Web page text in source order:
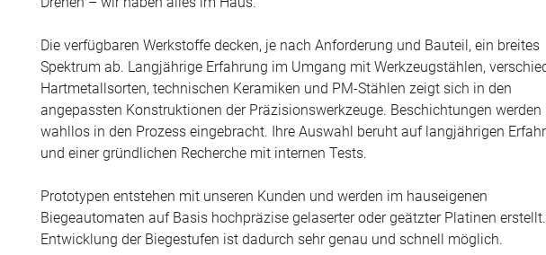
Die verfügbaren Werkstoffe decken, je nach Anforderung und Bauteil, ein breites
Spektrum ab. Langjährige Erfahrung im Umgang mit Werkzeugstählen,
Hartmetallsorten, technischen Keramiken und PM-Stählen zeigt sich in den
angepassten Konstruktionen der Präzisionswerkzeuge. Beschichtungen
wahllos in den Prozess eingebracht. Ihre Auswahl beruht auf langjährigen
und einer gründlichen Recherche mit internen Tests.
Prototypen entstehen mit unseren Kunden und werden im hauseigenen
Biegeautomaten auf Basis hochpräzise gelaserter oder geätzter Platinen
Entwicklung der Biegestufen ist dadurch sehr genau und schnell möglich.